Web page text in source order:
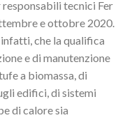
tecnici Fer
e ottobre 2020.
infatti, che la qualifica
e di manutenzione
a biomassa, di
edifici, di sistemi
di calore sia